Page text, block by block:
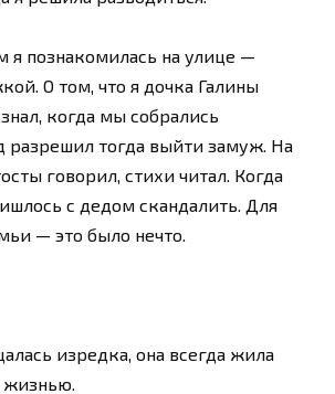
познакомилась на улице —
О том, что я дочка Галины
когда мы собрались
разрешил тогда выйти замуж. На
говорил, стихи читал. Когда
с дедом скандалить. Для
— это было нечто.
изредка, она всегда жила
жизнью.